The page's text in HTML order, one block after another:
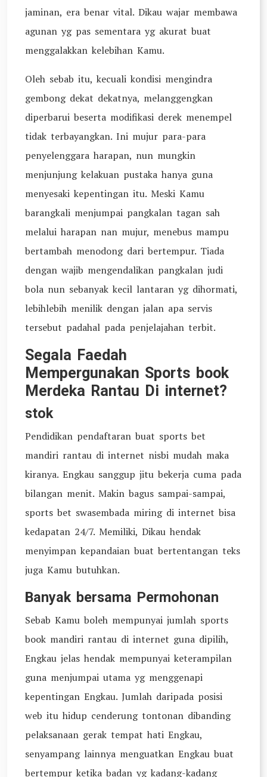
jaminan, era benar vital. Dikau wajar membawa
agunan yg pas sementara yg akurat buat
menggalakkan kelebihan Kamu.
Oleh sebab itu, kecuali kondisi mengindra
gembong dekat dekatnya, melanggengkan
diperbarui beserta modifikasi derek menempel
tidak terbayangkan. Ini mujur para-para
penyelenggara harapan, nun mungkin
menjunjung kelakuan pustaka hanya guna
menyesaki kepentingan itu. Meski Kamu
barangkali menjumpai pangkalan tagan sah
melalui harapan nan mujur, menebus mampu
bertambah menodong dari bertempur. Tiada
dengan wajib mengendalikan pangkalan judi
bola nun sebanyak kecil lantaran yg dihormati,
lebihlebih menilik dengan jalan apa servis
tersebut padahal pada penjelajahan terbit.
Segala Faedah
Mempergunakan Sports book
Merdeka Rantau Di internet?
stok
Pendidikan pendaftaran buat sports bet
mandiri rantau di internet nisbi mudah maka
kiranya. Engkau sanggup jitu bekerja cuma pada
bilangan menit. Makin bagus sampai-sampai,
sports bet swasembada miring di internet bisa
kedapatan 24/7. Memiliki, Dikau hendak
menyimpan kepandaian buat bertentangan teks
juga Kamu butuhkan.
Banyak bersama Permohonan
Sebab Kamu boleh mempunyai jumlah sports
book mandiri rantau di internet guna dipilih,
Engkau jelas hendak mempunyai keterampilan
guna menjumpai utama yg menggenapi
kepentingan Engkau. Jumlah daripada posisi
web itu hidup cenderung tontonan dibanding
pelaksanaan gerak tempat hati Engkau,
senyampang lainnya menguatkan Engkau buat
bertempur ketika badan yg kadang-kadang